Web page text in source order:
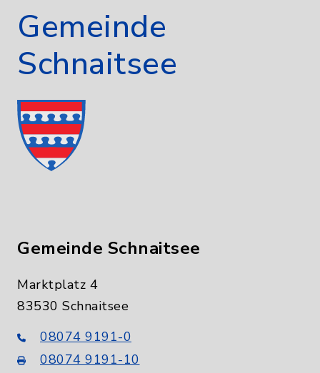
Gemeinde
Schnaitsee
Gemeinde Schnaitsee
Marktplatz 4
83530 Schnaitsee
08074 9191-0
08074 9191-10